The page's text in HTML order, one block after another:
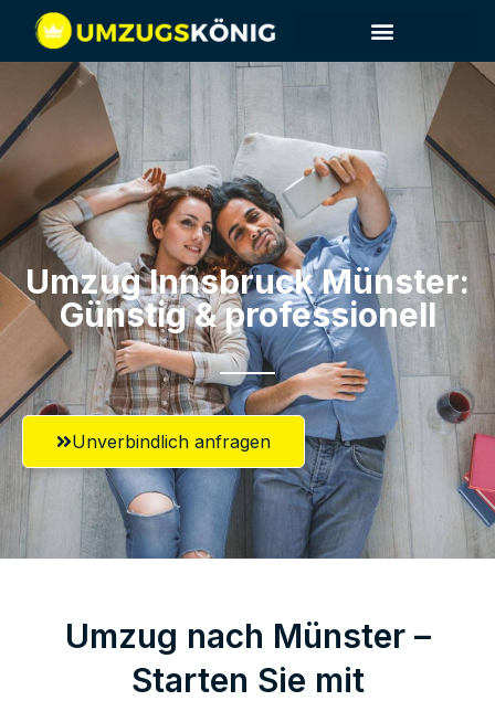
Umzug Innsbruck​ Münster:
Günstig & professionell​
Unverbindlich anfragen
Umzug nach Münster –
Starten Sie mit